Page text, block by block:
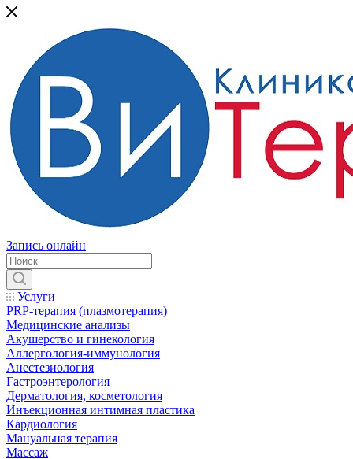
Запись онлайн
Услуги
PRP-терапия (плазмотерапия)
Медицинские анализы
Акушерство и гинекология
Аллергология-иммунология
Анестезиология
Гастроэнтерология
Дерматология, косметология
Инъекционная интимная пластика
Кардиология
Мануальная терапия
Массаж